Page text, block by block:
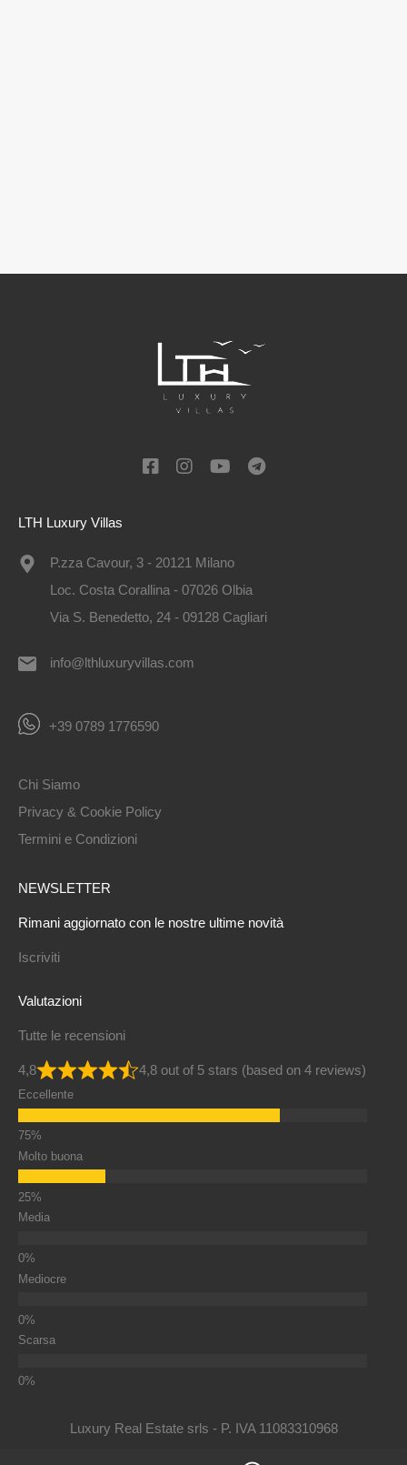
LTH Luxury Villas
P.zza Cavour, 3 - 20121 Milano
Loc. Costa Corallina - 07026 Olbia
Via S. Benedetto, 24 - 09128 Cagliari
info@lthluxuryvillas.com
+39 0789 1776590
Chi Siamo
Privacy & Cookie Policy
Termini e Condizioni
NEWSLETTER
Rimani aggiornato con le nostre ultime novità
Iscriviti
Valutazioni
Tutte le recensioni
4,8 4,8 out of 5 stars (based on 4 reviews)
Eccellente
Molto buona
Media
Mediocre
Scarsa
Luxury Real Estate srls - P. IVA 11083310968